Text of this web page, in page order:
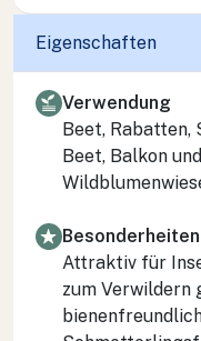
Eigenschaften
Verwendung
Beet, Rabatten,
Beet, Balkon
Besonderheiten
Attraktiv für
zum Verwildern